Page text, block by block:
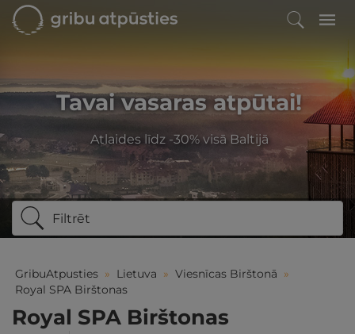
Tavai vasaras atpūtai!
Atlaides līdz -30% visā Baltijā
Filtrēt
GribuAtpusties » Lietuva » Viesnīcas Birštonā »
Royal SPA Birštonas
Royal SPA Birštonas